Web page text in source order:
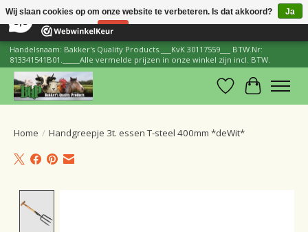
206 Reviews ×
Handelsnaam: Bakker's Quality Products.___KvK 30117559___ BTW.Nr:
813341541B01._____Alle vermelde prijzen in onze winkel zijn incl. BTW.
Verlanglijst
Home / Handgreepje 3t. essen T-steel 400mm *deWit*
Wij slaan cookies op om onze website te verbeteren. Is dat akkoord?
Ja
Nee